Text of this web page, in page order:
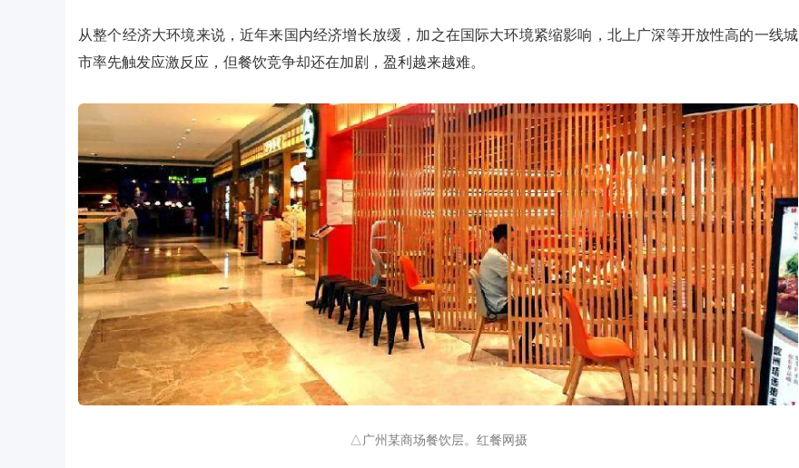
从整个经济大环境来说，近年来国内经济增长放缓，加之在国际大环境紧缩影响，北上广深等开放性高的一线城
市率先触发应激反应，但餐饮竞争却还在加剧，盈利越来越难。
△广州某商场餐饮层。红餐网摄